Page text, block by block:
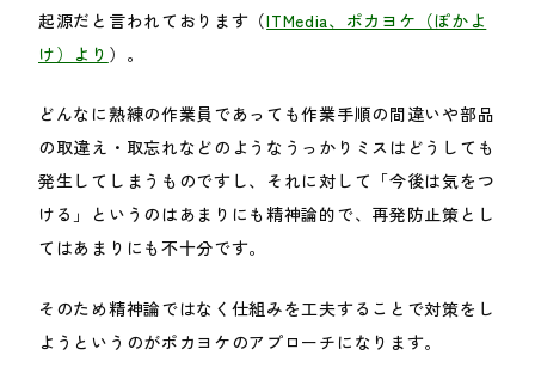
起源だと言われております（ITMedia、ポカヨケ（ぽかよ
け）より ）。
どんなに熟練の作業員であっても作業手順の間違いや部品
の取違え・取忘れなどのようなうっかりミスはどうしても
発生してしまうものですし、それに対して「今後は気をつ
ける」というのはあまりにも精神論的で、再発防止策とし
てはあまりにも不十分です。
そのため精神論ではなく仕組みを工夫することで対策をし
ようというのがポカヨケのアプローチになります。